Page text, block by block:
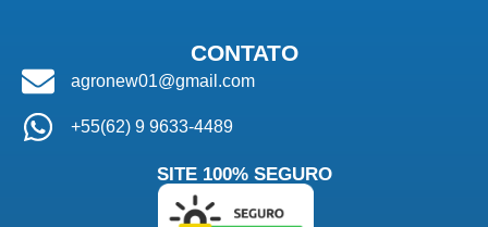
CONTATO
agronew01@gmail.com
+55(62) 9 9633-4489
SITE 100% SEGURO